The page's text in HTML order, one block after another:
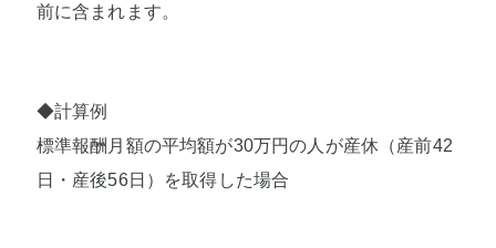
前に含まれます。
◆計算例
標準報酬月額の平均額が30万円の人が産休（産前42
日・産後56日）を取得した場合